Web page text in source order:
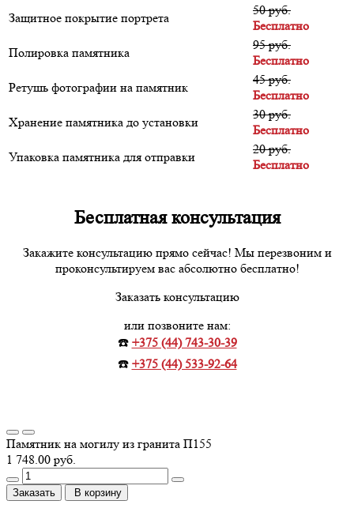
Защитное покрытие портрета
50 руб.
Бесплатно
Полировка памятника
95 руб.
Бесплатно
Ретушь фотографии на памятник
45 руб.
Бесплатно
Хранение памятника до установки
30 руб.
Бесплатно
Упаковка памятника для отправки
20 руб.
Бесплатно
Бесплатная консультация
Закажите консультацию прямо сейчас! Мы перезвоним и
проконсультируем вас абсолютно бесплатно!
Заказать консультацию
или позвоните нам:
☎️ +375 (44) 743-30-39
☎️ +375 (44) 533-92-64
Памятник на могилу из гранита П155
1 748.00 руб.
Заказать В корзину